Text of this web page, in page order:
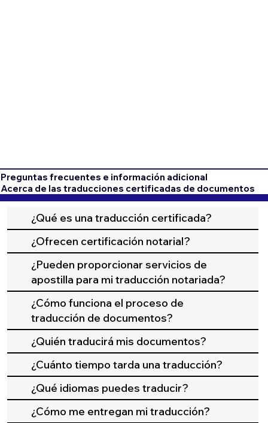
Preguntas frecuentes e información adicional
Acerca de las traducciones certificadas de documentos
¿Qué es una traducción certificada?
¿Ofrecen certificación notarial?
¿Pueden proporcionar servicios de
apostilla para mi traducción notariada?
¿Cómo funciona el proceso de
traducción de documentos?
¿Quién traducirá mis documentos?
¿Cuánto tiempo tarda una traducción?
¿Qué idiomas puedes traducir?
¿Cómo me entregan mi traducción?